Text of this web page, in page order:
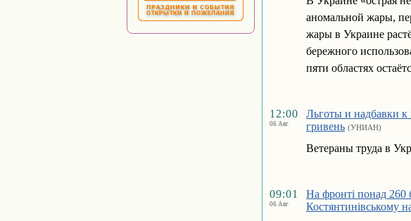
аномальной жары,
жары в Украине
бережного
пяти областях
12:00
06 Авг
Льготы и надбавки к
гривень (УНИАН)
Ветераны труда в
09:01
06 Авг
На фронті понад 260
Костянтинівському